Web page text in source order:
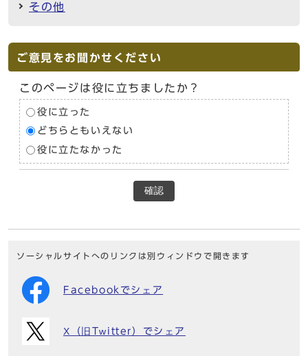
その他
ご意見をお聞かせください
このページは役に立ちましたか？
役に立った
どちらともいえない
役に立たなかった
確認
ソーシャルサイトへのリンクは別ウィンドウで開きます
Facebookでシェア
X（旧Twitter）でシェア